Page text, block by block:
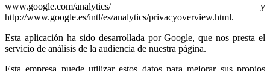
www.google.com/analytics/ y
http://www.google.es/intl/es/analytics/privacyoverview.html.
Esta aplicación ha sido desarrollada por Google, que nos presta el
servicio de análisis de la audiencia de nuestra página.
Esta empresa puede utilizar estos datos para mejorar sus propios